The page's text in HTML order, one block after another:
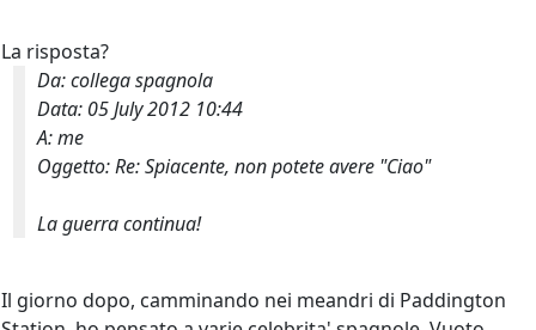
La risposta?
Da: collega spagnola
Data: 05 July 2012 10:44
A: me
Oggetto: Re: Spiacente, non potete avere "Ciao"
La guerra continua!
Il giorno dopo, camminando nei meandri di Paddington